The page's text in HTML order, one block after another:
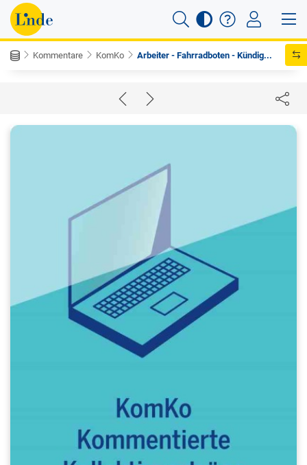
Kommentare KomKo Arbeiter - Fahrradboten - Kündig...